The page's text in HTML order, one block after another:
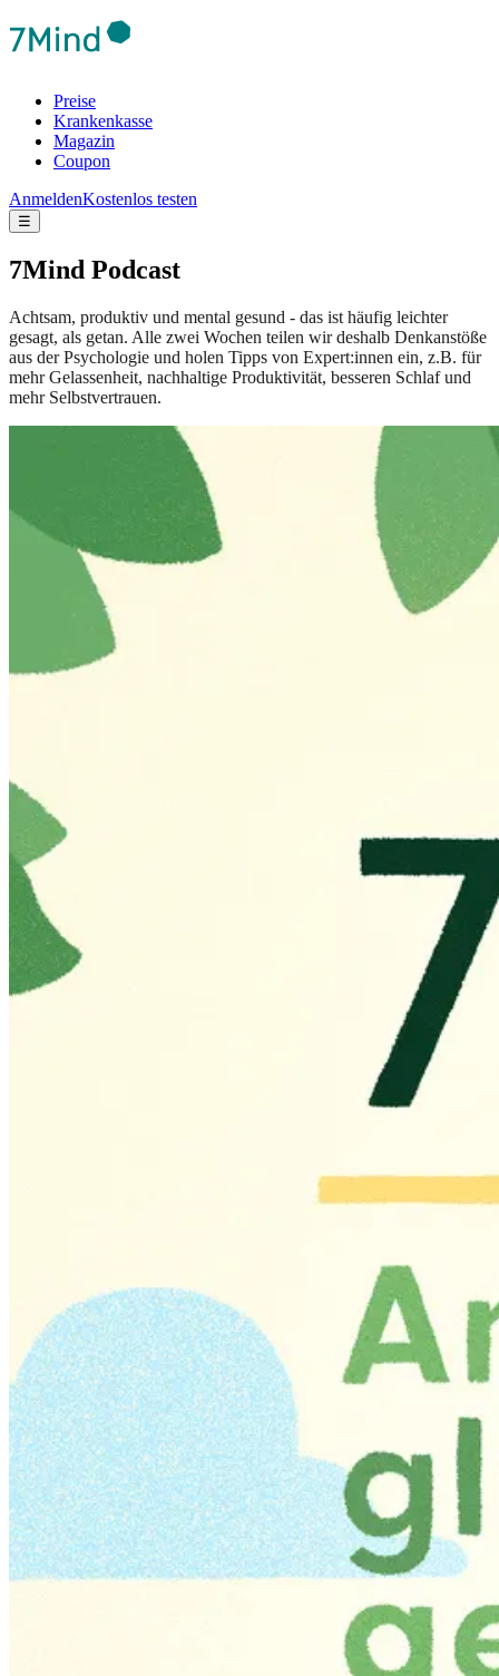
Preise
Krankenkasse
Magazin
Coupon
AnmeldenKostenlos testen
☰
7Mind Podcast
Achtsam, produktiv und mental gesund - das ist häufig leichter
gesagt, als getan. Alle zwei Wochen teilen wir deshalb Denkanstöße
aus der Psychologie und holen Tipps von Expert:innen ein, z.B. für
mehr Gelassenheit, nachhaltige Produktivität, besseren Schlaf und
mehr Selbstvertrauen.